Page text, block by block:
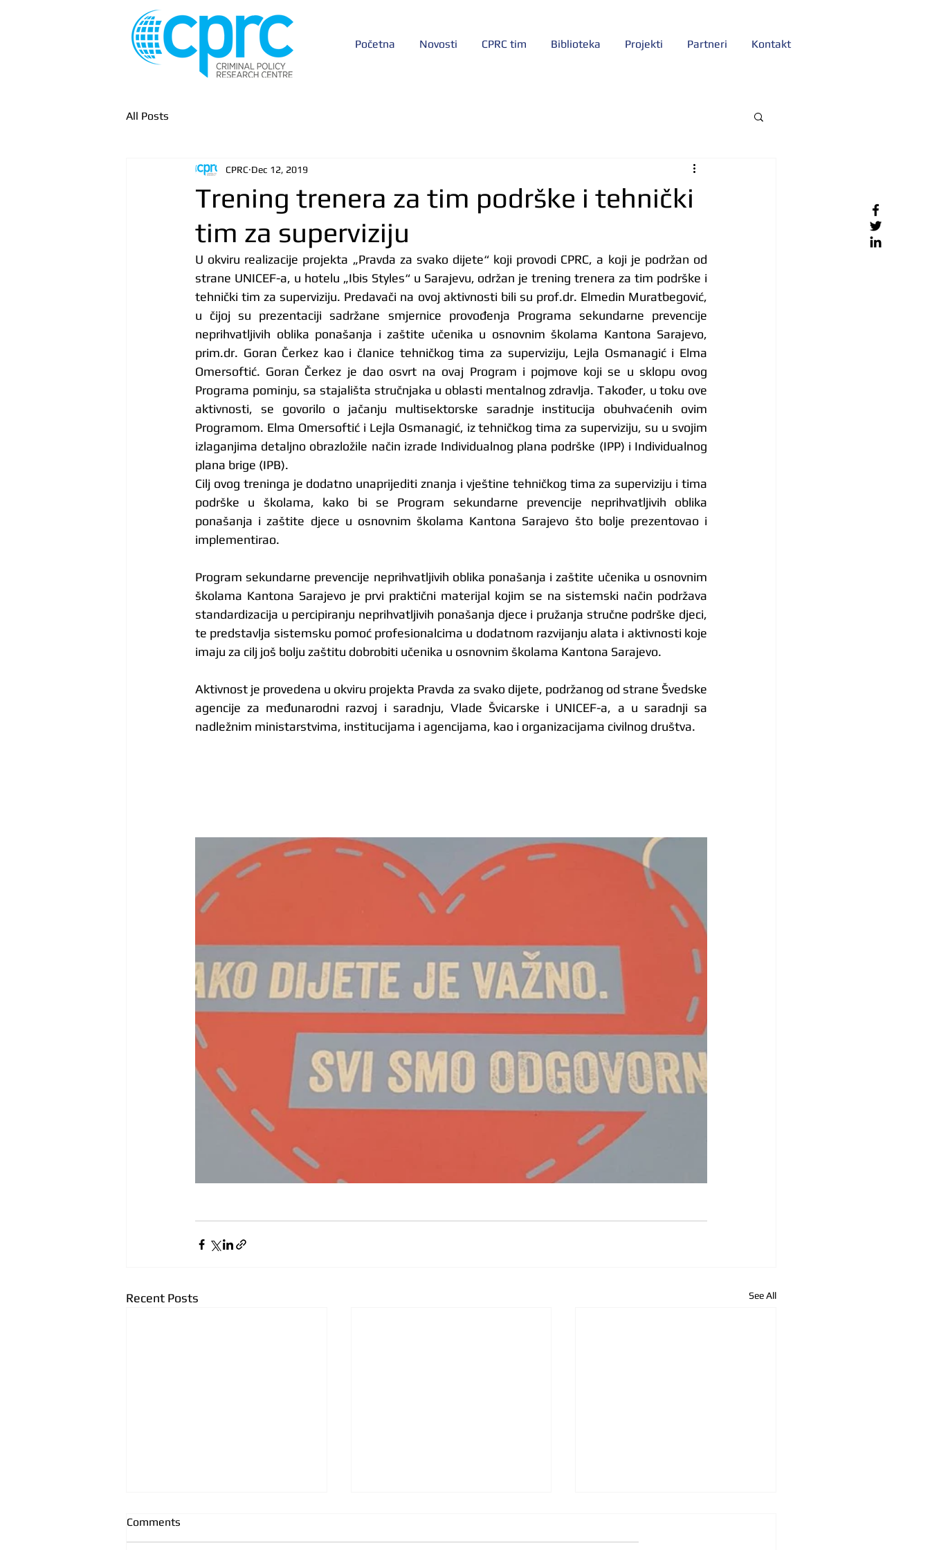
Početna Novosti CPRC tim Biblioteka Projekti Partneri Kontakt
All Posts
Trening trenera za tim podrške i tehnički
tim za superviziju
CPRC Dec 12, 2019
U okviru realizacije projekta „Pravda za svako dijete“ koji provodi CPRC, a koji je podržan od
strane UNICEF-a, u hotelu „Ibis Styles“ u Sarajevu, održan je trening trenera za tim podrške i
tehnički tim za superviziju. Predavači na ovoj aktivnosti bili su prof.dr. Elmedin Muratbegović,
u čijoj su prezentaciji sadržane smjernice provođenja Programa sekundarne prevencije
neprihvatljivih oblika ponašanja i zaštite učenika u osnovnim školama Kantona Sarajevo,
prim.dr. Goran Čerkez kao i članice tehničkog tima za superviziju, Lejla Osmanagić i Elma
Omersoftić. Goran Čerkez je dao osvrt na ovaj Program i pojmove koji se u sklopu ovog
Programa pominju, sa stajališta stručnjaka u oblasti mentalnog zdravlja. Također, u toku ove
aktivnosti, se govorilo o jačanju multisektorske saradnje institucija obuhvaćenih ovim
Programom. Elma Omersoftić i Lejla Osmanagić, iz tehničkog tima za superviziju, su u svojim
izlaganjima detaljno obrazložile način izrade Individualnog plana podrške (IPP) i Individualnog
plana brige (IPB).
Cilj ovog treninga je dodatno unaprijediti znanja i vještine tehničkog tima za superviziju i tima
podrške u školama, kako bi se Program sekundarne prevencije neprihvatljivih oblika
ponašanja i zaštite djece u osnovnim školama Kantona Sarajevo što bolje prezentovao i
implementirao.
Program sekundarne prevencije neprihvatljivih oblika ponašanja i zaštite učenika u osnovnim
školama Kantona Sarajevo je prvi praktični materijal kojim se na sistemski način podržava
standardizacija u percipiranju neprihvatljivih ponašanja djece i pružanja stručne podrške djeci,
te predstavlja sistemsku pomoć profesionalcima u dodatnom razvijanju alata i aktivnosti koje
imaju za cilj još bolju zaštitu dobrobiti učenika u osnovnim školama Kantona Sarajevo.
Aktivnost je provedena u okviru projekta Pravda za svako dijete, podržanog od strane Švedske
agencije za međunarodni razvoj i saradnju, Vlade Švicarske i UNICEF-a, a u saradnji sa
nadležnim ministarstvima, institucijama i agencijama, kao i organizacijama civilnog društva.
Recent Posts See All
Comments